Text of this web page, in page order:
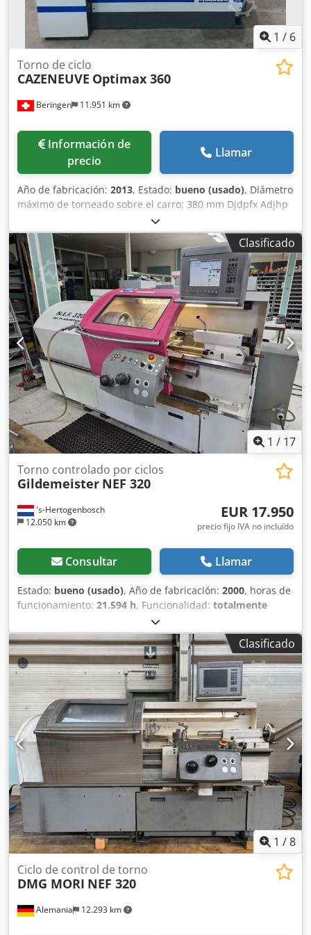
1 / 6
Beringen 11.951 km
Torno de ciclo
CAZENEUVE Optimax 360
Información de
precio
Llamar
Año de fabricación: 2013, Estado: bueno (usado), Diámetro
máximo de torneado sobre el carro: 380 mm Djdpfx Adjhp
Razs Sskr Distancia entre puntos: 700 mm Velocidades de
giro del husillo: -2500 rpm Control: SIEMENS Optica Varios
accesorios MARCELS MASCHINEN CH
Clasificado
1 / 17
's-Hertogenbosch
12.050 km
Torno controlado por ciclos
Gildemeister NEF 320
EUR 17.950
precio fijo IVA no incluído
Consultar Llamar
Estado: bueno (usado), Año de fabricación: 2000, horas de
funcionamiento: 21.594 h, Funcionalidad: totalmente
, Torno CNC teach-in Gildemeister NEF 320
Heidenhain Manual Plus Año de fabricación: 2000 Horas
de la máquina: 21.594 Diámetro máximo de torneado
sobre bancada: 320 mm Diámetro máximo de torneado
sobre carro: 150 mm Dkedpfx Asyh Hg Nod Sor Longitud
máxima de torneado entre puntos: 750 mm Diámetro
máximo de paso de husillo: 50 mm Motor: 9 kW Velocidad
de giro: 10–4.000 rpm Plato: Rota-S Plus Portaherramientas
Multifix con soportes de herramienta Documentación y
accesorios La máquina está conectada para inspección
Clasificado
1 /8
Alemania 12.293 km
Ciclo de control de torno
DMG MORI NEF 320